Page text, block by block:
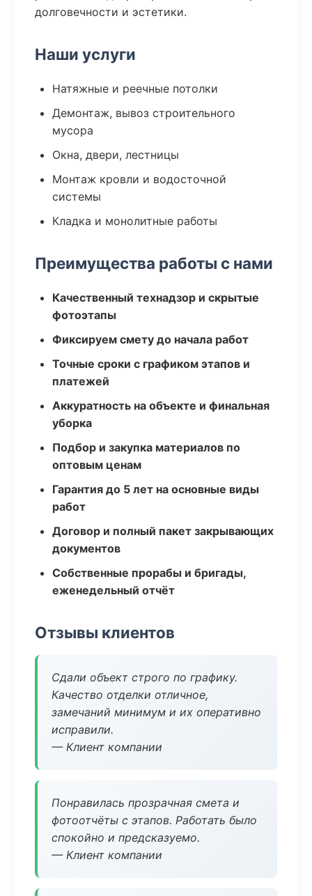
долговечности и эстетики.
Наши услуги
Натяжные и реечные потолки
Демонтаж, вывоз строительного
мусора
Окна, двери, лестницы
Монтаж кровли и водосточной
системы
Кладка и монолитные работы
Преимущества работы с нами
Качественный технадзор и скрытые
фотоэтапы
Фиксируем смету до начала работ
Точные сроки с графиком этапов и
платежей
Аккуратность на объекте и финальная
уборка
Подбор и закупка материалов по
оптовым ценам
Гарантия до 5 лет на основные виды
работ
Договор и полный пакет закрывающих
документов
Собственные прорабы и бригады,
еженедельный отчёт
Отзывы клиентов
Сдали объект строго по графику.
Качество отделки отличное,
замечаний минимум и их оперативно
исправили.
— Клиент компании
Понравилась прозрачная смета и
фотоотчёты с этапов. Работать было
спокойно и предсказуемо.
— Клиент компании